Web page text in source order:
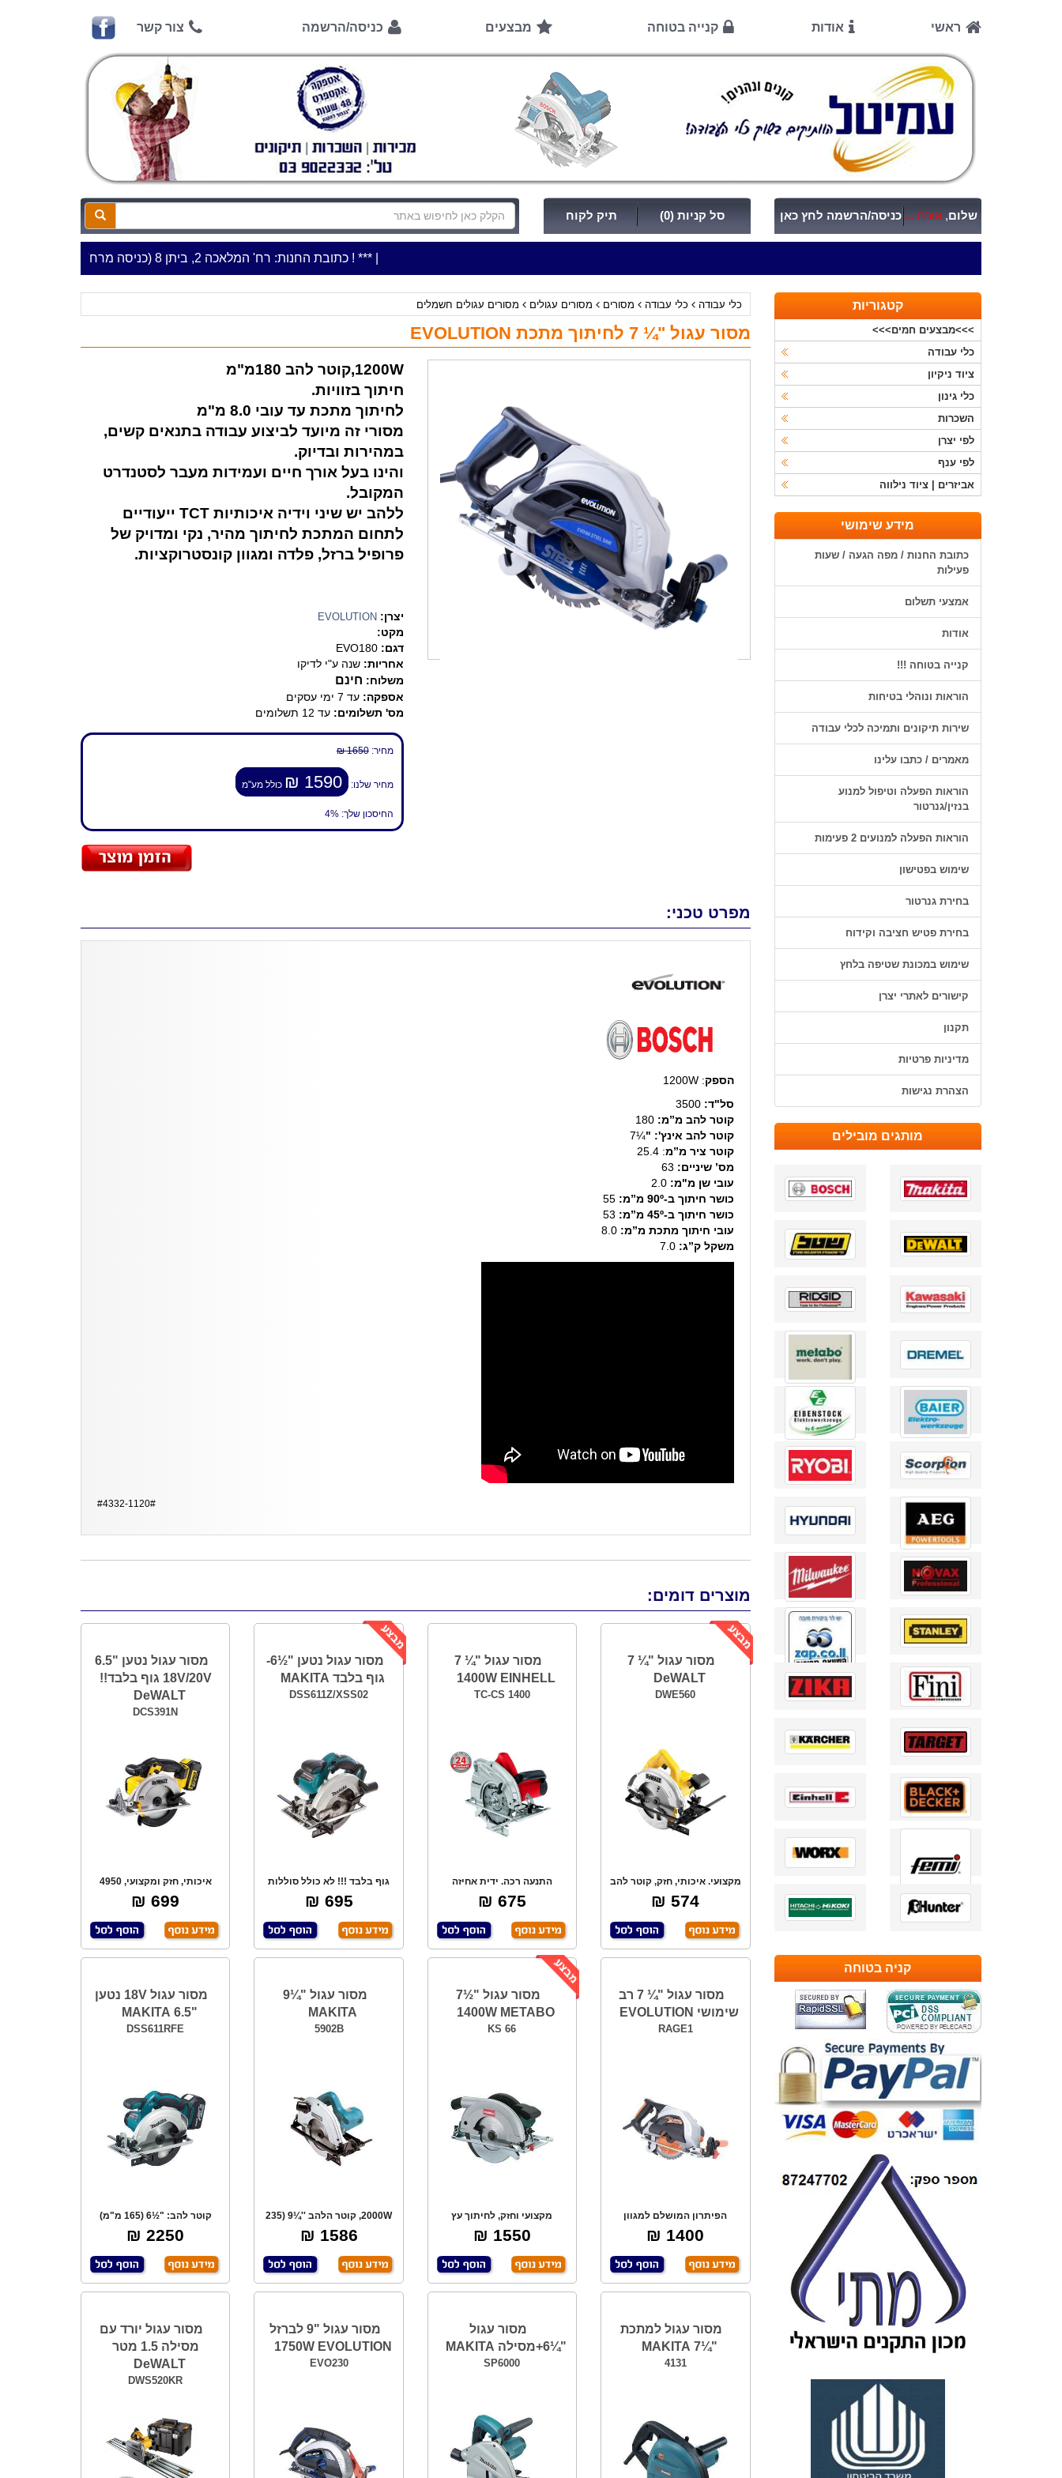
ראשי אודות קנייה בטוחה מבצעים כניסה/הרשמה צור קשר
סל קניות (0) תיק לקוח שלום, אורח ... כניסה/הרשמה לחץ כאן
***כתובת החנות: רח' המלאכה 2, ביתן 8 (כניסה מרח' עמל 5) א.ת.פארק אפק, ראש העין***
כלי עבודה כלי עבודה מסורים מסורים עגולים מסורים עגולים חשמלים
מסור עגול "¼ 7 לחיתוך מתכת EVOLUTION
1200W,קוטר להב 180מ"מ
חיתוך בזוויות.
לחיתוך מתכת עד עובי 8.0 מ"מ
מסורי זה מיועד לביצוע עבודה בתנאים קשים,
במהירות ובדיוק.
והינו בעל אורך חיים ועמידות מעבר לסטנדרט
המקובל.
ללהב יש שיני וידיה איכותיות TCT ייעודיים
לתחום המתכת לחיתוך מהיר, נקי ומדויק של
פרופיל ברזל, פלדה ומגוון קונסטרוקציות.
יצרן:EVOLUTION
מקט:
דגם:EVO180
אחריות:שנה ע"י לדיקו
משלוח: חינם
אספקה:עד 7 ימי עסקים
מס' תשלומים:עד 12 תשלומים
מחיר:1650 ₪
מחיר שלנו: 1590 ₪ כולל מע"מ
החיסכון שלך:4%
מפרט טכני:
הספק: 1200W
סל"ד:3500
קוטר להב מ”מ:180
קוטר להב אינץ': "¼7
קוטר ציר מ”מ: 25.4
מס’ שיניים:
עובי שן מ"מ:2.0
כושר חיתוך ב-90º מ”מ:
55
כושר חיתוך ב-45º מ”מ:
עובי חיתוך מתכת מ”מ:8.0
משקל ק”ג: 7.0
#4332-1120#
מוצרים דומים:
מסור עגול "¼ 7
DeWALT
DWE560
מקצועי. איכותי, חזק, קוטר להב
184 מ"מ.
574 ₪
מסור עגול "¼ 7
1400W EINHELL
TC-CS 1400
התנעה רכה. ידית אחיזה
ארגונומית. כיוון ג
675 ₪
מסור עגול נטען "½6-
גוף בלבד MAKITA
DSS611Z/XSS02
גוף בלבד !!! לא כולל סוללות
!!! 18V. מה
695 ₪
מסור עגול נטען "6.5
18V/20V גוף בלבד!!
DeWALT
DCS391N
איכותי, חזק ומקצועי, 4950
סל"ד, חיתוך ב-
699 ₪
מסור עגול "¼ 7 רב
שימושי EVOLUTION
RAGE1
הפיתרון המושלם למגוון
שימושים, הכל עם או
1400 ₪
מסור עגול "½7
1400W METABO
KS 66
מקצועי וחזק, לחיתוך עץ
ולעבודות מגוונות,
1550 ₪
מסור עגול "¼9
MAKITA
5902B
2000W, קוטר הלהב ''¼9 (235
מ''מ) מקצועי
1586 ₪
מסור עגול 18V נטען
"6.5 MAKITA
DSS611RFE
קוטר להב: "½6 (165 מ"מ)
מהירות סיבוב:2
2250 ₪
מסור עגול למתכת
"¼7 MAKITA
4131
מסור עגול
"¼6+מסילה MAKITA
SP6000
מסור עגול "9 לברזל
1750W EVOLUTION
EVO230
מסור עגול יורד עם
מסילה 1.5 מטר
DeWALT
DWS520KR
קטגוריות
>>>מבצעים חמים>>>
כלי עבודה
ציוד ניקיון
כלי גינון
השכרות
לפי יצרן
לפי ענף
אביזרים | ציוד נילווה
מידע שימושי
כתובת החנות / מפה הגעה / שעות
פעילות
אמצעי תשלום
אודות
קנייה בטוחה !!!
הוראות ונוהלי בטיחות
שירות תיקונים ותמיכה לכלי עבודה
מאמרים / כתבו עלינו
הוראות הפעלה וטיפול למנוע
בנזין/גנרטור
הוראות הפעלה למנועים 2 פעימות
שימוש בפטישון
בחירת גנרטור
בחירת פטיש חציבה וקידוח
שימוש במכונת שטיפה בלחץ
קישורים לאתרי יצרן
תקנון
מדיניות פרטיות
הצהרת נגישות
מותגים מובילים
קניה בטוחה